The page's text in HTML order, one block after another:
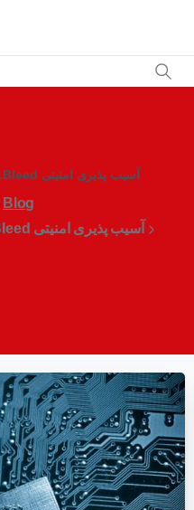
آسیب پذیری امنیتی TLBleed در مقابل پردازنده های اینتل
Blog
آسیب پذیری امنیتی TLBleed در مقابل پردازنده های اینتل